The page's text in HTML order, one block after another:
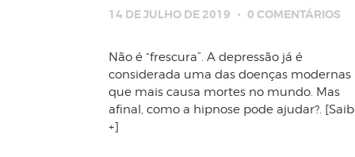
14 DE JULHO DE 2019 0 COMENTÁRIOS
Não é “frescura”. A depressão já é
considerada uma das doenças modernas
que mais causa mortes no mundo. Mas
afinal, como a hipnose pode ajudar?.
+]